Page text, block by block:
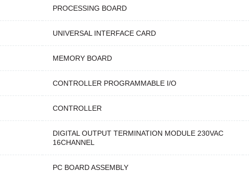
PROCESSING BOARD
UNIVERSAL INTERFACE CARD
MEMORY BOARD
CONTROLLER PROGRAMMABLE I/O
CONTROLLER
DIGITAL OUTPUT TERMINATION MODULE 230VAC
16CHANNEL
PC BOARD ASSEMBLY